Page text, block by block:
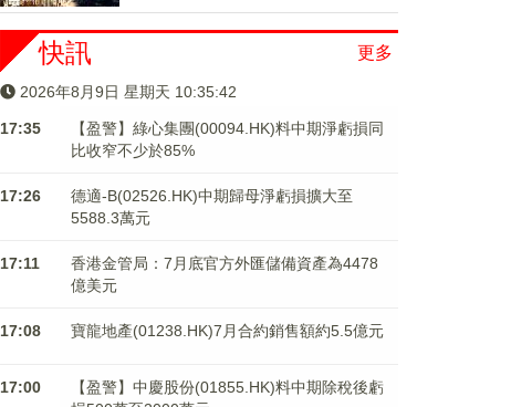
更多
快訊
2026年8月9日 星期天 10:35:43
17:35
【盈警】綠心集團(00094.HK)料中期淨虧損同
比收窄不少於85%
17:26
德適-B(02526.HK)中期歸母淨虧損擴大至
5588.3萬元
17:11
香港金管局：7月底官方外匯儲備資產為4478
億美元
17:08 寶龍地產(01238.HK)7月合約銷售額約5.5億元
17:00
【盈警】中慶股份(01855.HK)料中期除稅後虧